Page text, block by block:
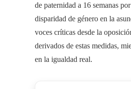
de paternidad a 16 semanas
disparidad de género en la
voces críticas desde la
derivados de estas medidas,
en la igualdad real.